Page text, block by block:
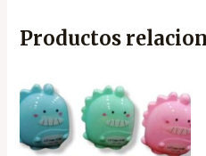
Productos
precio
original
era:
.
₡300
precio
actual
es:
.
₡200